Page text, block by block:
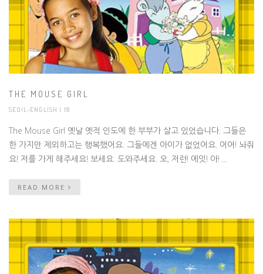
THE MOUSE GIRL
SEOIL-ENGLISH | 18
The Mouse Girl 옛날 옛적 인도에 한 부부가 살고 있었습니다. 그들은
한 가지만 제외하고는 행복했어요. 그들에겐 아이가 없었어요. 어어! 놔줘
요! 저를 가게 해주세요! 보세요. 도와주세요. 오, 저런! 에잇! 아! ...
READ MORE